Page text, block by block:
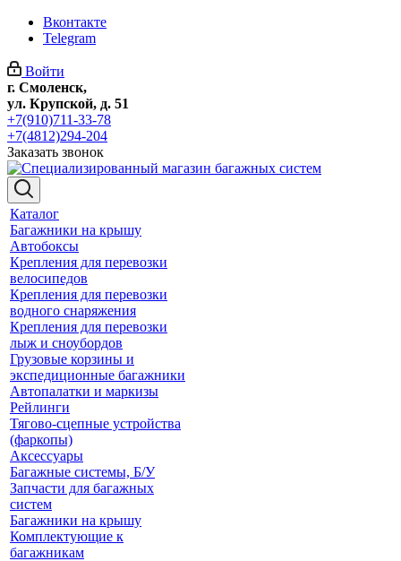
Вконтакте
Telegram
Войти
г. Смоленск,
ул. Крупской, д. 51
+7(910)711-33-78
+7(4812)294-204
Заказать звонок
Каталог
Багажники на крышу
Автобоксы
Крепления для перевозки
велосипедов
Крепления для перевозки
водного снаряжения
Крепления для перевозки
лыж и сноубордов
Грузовые корзины и
экспедиционные багажники
Автопалатки и маркизы
Рейлинги
Тягово-сцепные устройства
(фаркопы)
Аксессуары
Багажные системы, Б/У
Запчасти для багажных
систем
Багажники на крышу
Комплектующие к
багажникам